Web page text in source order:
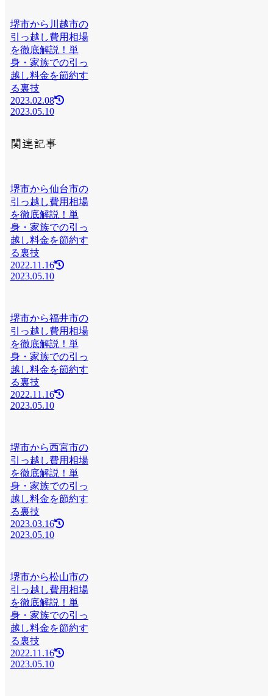
堺市から川越市の
引っ越し費用相場
を徹底解説！単
身・家族での引っ
越し料金を節約す
る裏技
2023.02.08
2023.05.10
関連記事
堺市から仙台市の
引っ越し費用相場
を徹底解説！単
身・家族での引っ
越し料金を節約す
る裏技
2022.11.16
2023.05.10
堺市から福井市の
引っ越し費用相場
を徹底解説！単
身・家族での引っ
越し料金を節約す
る裏技
2022.11.16
2023.05.10
堺市から西宮市の
引っ越し費用相場
を徹底解説！単
身・家族での引っ
越し料金を節約す
る裏技
2023.03.16
2023.05.10
堺市から松山市の
引っ越し費用相場
を徹底解説！単
身・家族での引っ
越し料金を節約す
る裏技
2022.11.16
2023.05.10